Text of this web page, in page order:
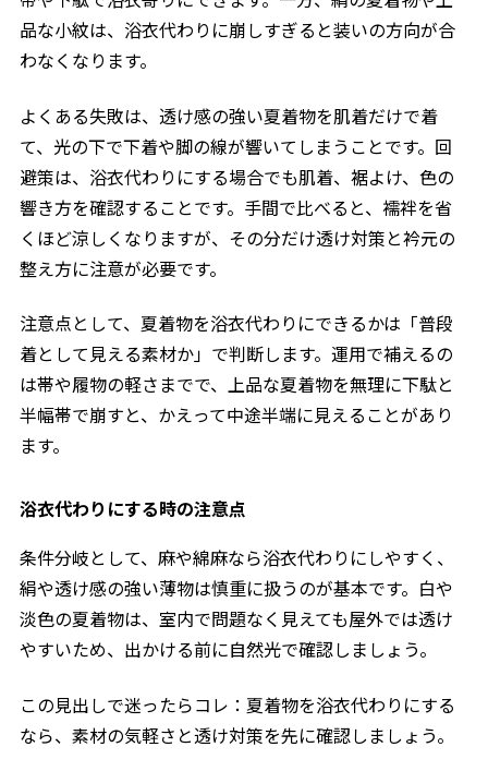
品な小紋は、浴衣代わりに崩しすぎると装いの方向が合
わなくなります。
よくある失敗は、透け感の強い夏着物を肌着だけで着
て、光の下で下着や脚の線が響いてしまうことです。回
避策は、浴衣代わりにする場合でも肌着、裾よけ、色の
響き方を確認することです。手間で比べると、襦袢を省
くほど涼しくなりますが、その分だけ透け対策と衿元の
整え方に注意が必要です。
注意点として、夏着物を浴衣代わりにできるかは「普段
着として見える素材か」で判断します。運用で補えるの
は帯や履物の軽さまでで、上品な夏着物を無理に下駄と
半幅帯で崩すと、かえって中途半端に見えることがあり
ます。
浴衣代わりにする時の注意点
条件分岐として、麻や綿麻なら浴衣代わりにしやすく、
絹や透け感の強い薄物は慎重に扱うのが基本です。白や
淡色の夏着物は、室内で問題なく見えても屋外では透け
やすいため、出かける前に自然光で確認しましょう。
この見出しで迷ったらコレ：夏着物を浴衣代わりにする
なら、素材の気軽さと透け対策を先に確認しましょう。